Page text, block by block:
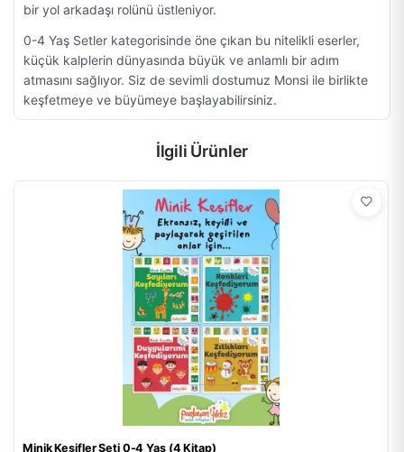
bir yol arkadaşı rolünü üstleniyor.
0-4 Yaş Setler kategorisinde öne çıkan bu nitelikli eserler,
küçük kalplerin dünyasında büyük ve anlamlı bir adım
atmasını sağlıyor. Siz de sevimli dostumuz Monsi ile birlikte
keşfetmeye ve büyümeye başlayabilirsiniz.
İlgili Ürünler
Minik Keşifler Seti 0-4 Yaş (4 Kitap)